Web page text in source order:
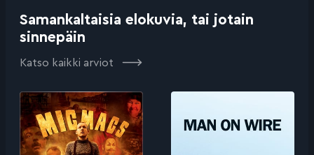
Samankaltaisia elokuvia, tai jotain
sinnepäin
Katso kaikki arviot